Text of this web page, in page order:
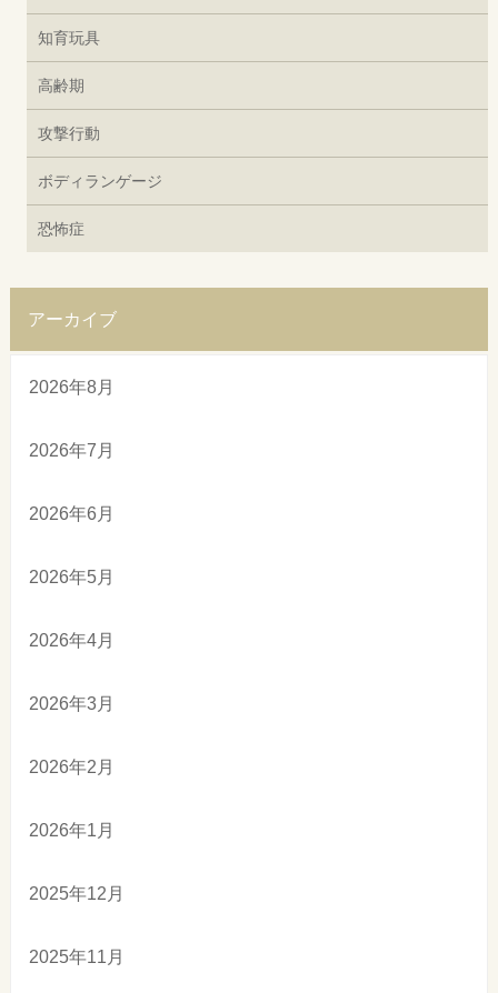
知育玩具
高齢期
攻撃行動
ボディランゲージ
恐怖症
アーカイブ
2026年8月
2026年7月
2026年6月
2026年5月
2026年4月
2026年3月
2026年2月
2026年1月
2025年12月
2025年11月